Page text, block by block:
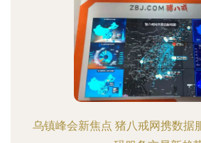
乌镇峰会新焦点 猪八戒网携数据